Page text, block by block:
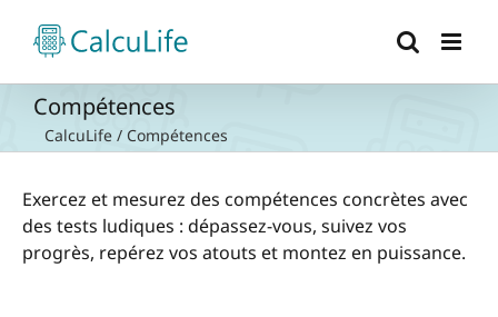
contenu
Compétences
CalcuLife / Compétences
Exercez et mesurez des compétences concrètes avec
des tests ludiques : dépassez-vous, suivez vos
progrès, repérez vos atouts et montez en puissance.